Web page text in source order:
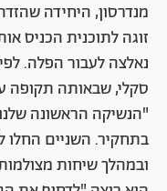
מנדרסון, היחידה
זוגה לתוכנית הכניס
נאלצה לעבור הפלה.
סקלי, שבאותה תקופה
"הנשיקה הראשונה
בתחקיר. השניים החלו
ובמהלך שיחות